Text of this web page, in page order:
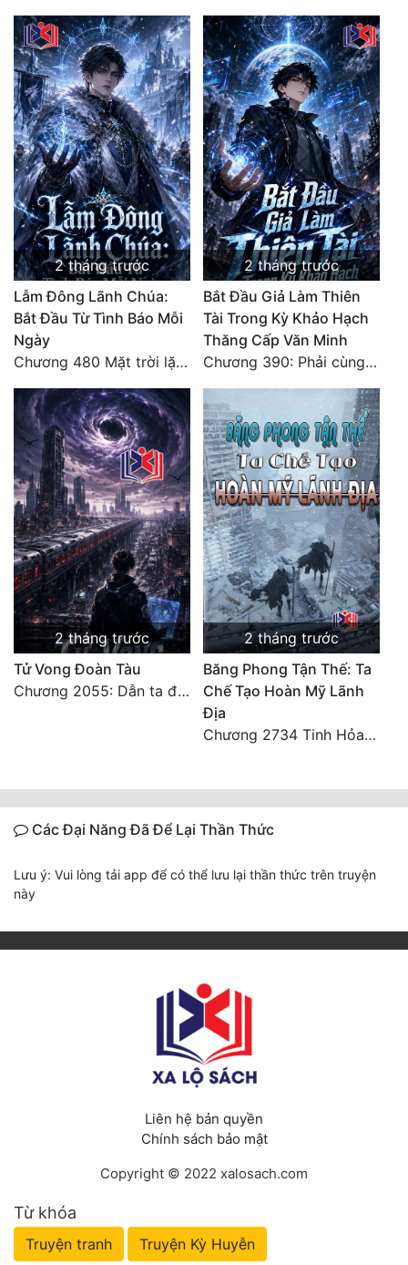
2 tháng trước
Lẫm Đông Lãnh Chúa:
Bắt Đầu Từ Tình Báo Mỗi
Ngày
Chương 480 Mặt trời lặn núi (Đại kết cục)
2 tháng trước
Bắt Đầu Giả Làm Thiên
Tài Trong Kỳ Khảo Hạch
Thăng Cấp Văn Minh
Chương 390: Phải cùng nhau gánh
2 tháng trước
Tử Vong Đoàn Tàu
Chương 2055: Dẫn ta đi đại kết cục
2 tháng trước
Băng Phong Tận Thế: Ta
Chế Tạo Hoàn Mỹ Lãnh
Địa
Chương 2734 Tinh Hỏa (Đại kết cục) (2)
Các Đại Năng Đã Để Lại Thần Thức
Lưu ý: Vui lòng tải app để có thể lưu lại thần thức trên truyện
này
Liên hệ bản quyền
Chính sách bảo mật
Copyright © 2022 xalosach.com
Từ khóa
Truyện tranh Truyện Kỳ Huyễn